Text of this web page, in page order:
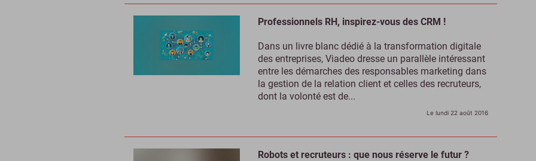
Professionnels RH, inspirez-vous des CRM !
Dans un livre blanc dédié à la transformation digitale
des entreprises, Viadeo dresse un parallèle intéressant
entre les démarches des responsables marketing dans
la gestion de la relation client et celles des recruteurs,
dont la volonté est de...
Le lundi 22 août 2016
Robots et recruteurs : que nous réserve le futur ?